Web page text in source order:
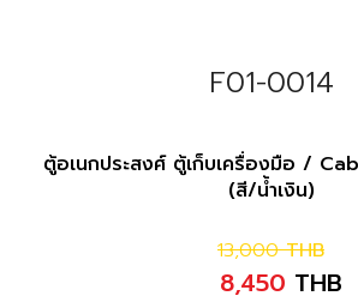
F01-0014
ตู้อเนกประสงศ์ ตู้เก็บเครื่องมือ /
(สี/น้ำเงิน)
13,000 THB
8,450 THB